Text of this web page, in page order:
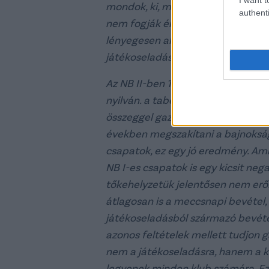
mondok, ki, mennyivel
nem fogják érteni, hogy ha Fradit
lényegesen alacsonyabb lenne,
játékoseladásainak, meg a több
Az NB II-ben 1,1 milliárd az
nyilván. a tabella elején
összeggel gazdálkodnak. Stabil
években megszakítani a
csapatok, ez egy jó eredmény.
NB I-es csapatok is egy kicsit
tőkehelyzetük jelentősen nem
átlagosan is a meccsnapi
játékoseladásból származó
azonos feltételek mellett tudjon
nem a játékoseladásra, hanem